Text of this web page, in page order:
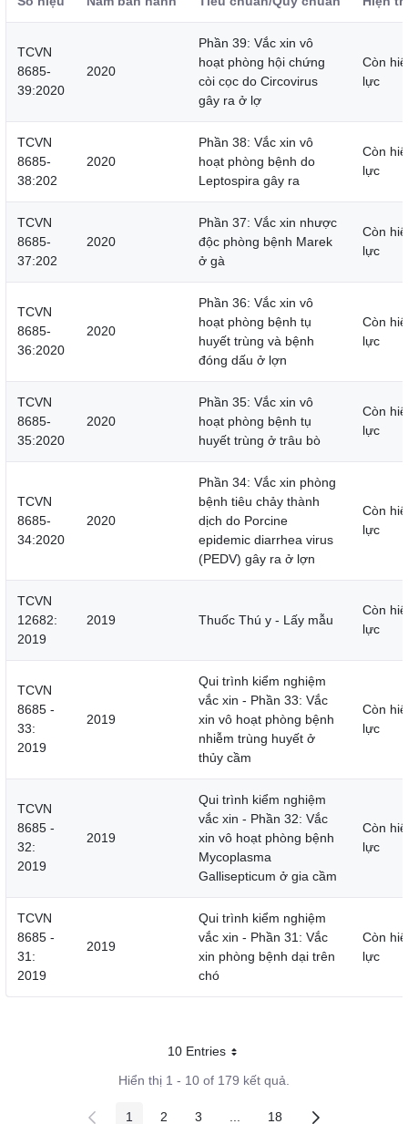
TCVN
8685-
39:2020
2020
Phần 39: Vắc xin vô
hoạt phòng hội chứng
còi cọc do Circovirus
gây ra ở lợ
Còn
lực
TCVN
8685-
38:202
2020
Phần 38: Vắc xin vô
hoạt phòng bệnh do
Leptospira gây ra
Còn
lực
TCVN
8685-
37:202
2020
Phần 37: Vắc xin nhược
độc phòng bệnh Marek
ở gà
Còn
lực
TCVN
8685-
36:2020
2020
Phần 36: Vắc xin vô
hoạt phòng bệnh tụ
huyết trùng và bệnh
đóng dấu ở lợn
Còn
lực
TCVN
8685-
35:2020
2020
Phần 35: Vắc xin vô
hoạt phòng bệnh tụ
huyết trùng ở trâu bò
Còn
lực
TCVN
8685-
34:2020
2020
Phần 34: Vắc xin phòng
bệnh tiêu chảy thành
dịch do Porcine
epidemic diarrhea virus
(PEDV) gây ra ở lợn
Còn
lực
TCVN
12682:
2019
2019 Thuốc Thú y - Lấy mẫu
Còn
lực
TCVN
8685 -
33:
2019
2019
Qui trình kiểm nghiệm
vắc xin - Phần 33: Vắc
xin vô hoạt phòng bệnh
nhiễm trùng huyết ở
thủy cầm
Còn
lực
TCVN
8685 -
32:
2019
2019
Qui trình kiểm nghiệm
vắc xin - Phần 32: Vắc
xin vô hoạt phòng bệnh
Mycoplasma
Gallisepticum ở gia cầm
Còn
lực
TCVN
8685 -
31:
2019
2019
Qui trình kiểm nghiệm
vắc xin - Phần 31: Vắc
xin phòng bệnh dại trên
chó
Còn
lực
10 EntriesMỗi trang
Hiển thị 1 - 10 of 179 kết quả.
1 2 3 18